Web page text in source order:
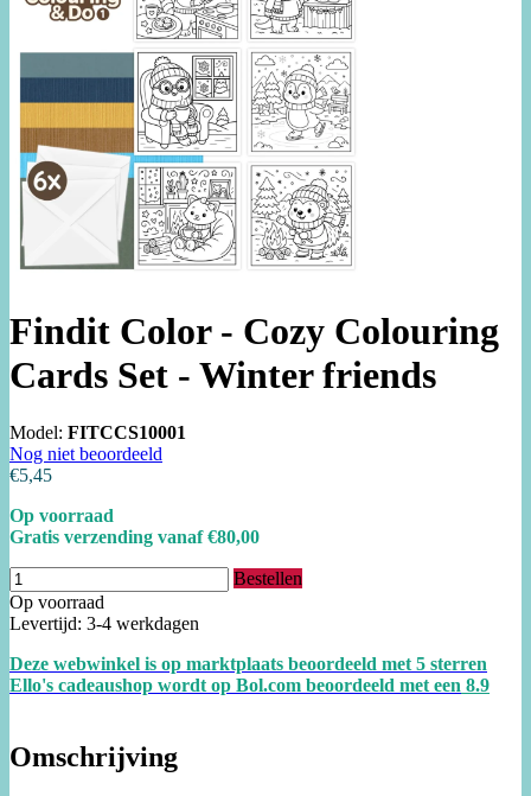
Findit Color - Cozy Colouring
Cards Set - Winter friends
Model: FITCCS10001
Nog niet beoordeeld
€5,45
Op voorraad
Gratis verzending vanaf €80,00
Bestellen
Op voorraad
Levertijd: 3-4 werkdagen
Deze webwinkel is op marktplaats beoordeeld met 5 sterren
Ello's cadeaushop wordt op Bol.com beoordeeld met een 8.9
Omschrijving